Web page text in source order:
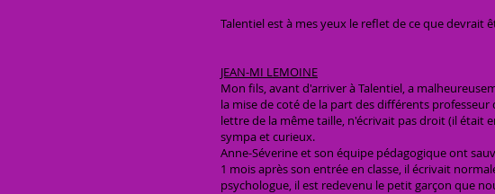
Talentiel est à mes yeux le reflet de ce que devrait
JEAN-MI LEMOINE
Mon fils, avant d'arriver à Talentiel, a
la mise de coté de la part des différents
lettre de la même taille, n'écrivait pas droit (il était
sympa et curieux.
Anne-Séverine et son équipe pédagogique ont
1 mois après son entrée en classe, il écrivait
psychologue, il est redevenu le petit garçon que